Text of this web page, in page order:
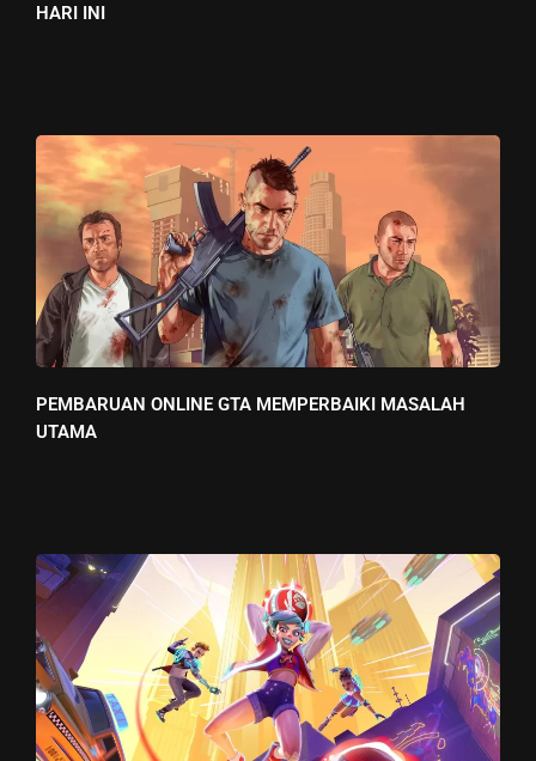
HARI INI
PEMBARUAN ONLINE GTA MEMPERBAIKI MASALAH
UTAMA